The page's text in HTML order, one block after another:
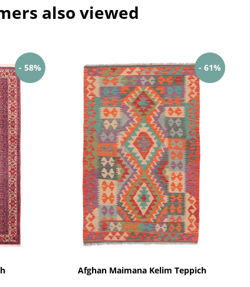
also viewed
- 58% - 61%
Afghan Maimana Kelim Teppich